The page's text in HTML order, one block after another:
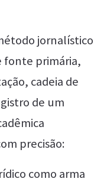
jornalístico
fonte primária,
cadeia de
de um
precisão:
como arma